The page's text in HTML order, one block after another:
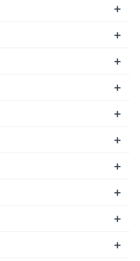
+
+
+
+
+
+
+
+
+
+